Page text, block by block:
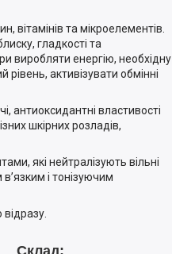
вітамінів та мікроелементів.
гладкості та
виробляти енергію, необхідну
активізувати обмінні
антиоксидантні властивості
шкірних розладів,
які нейтралізують вільні
і тонізуючим